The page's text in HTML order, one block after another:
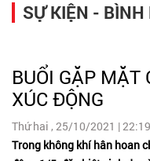
SỰ KIỆN - BÌNH
BUỔI GẶP MẶT
XÚC ĐỘNG
Thứ hai , 25/10/2021 |
Trong không khí hân hoan